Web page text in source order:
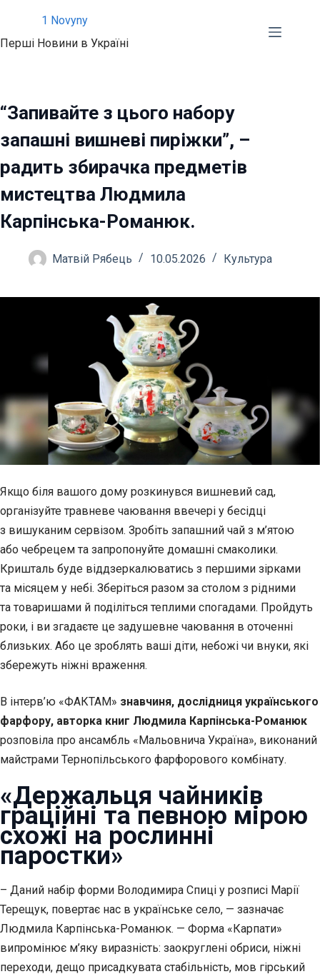
вмісту
1 Novyny
Перші Новини в Україні
“Запивайте з цього набору
запашні вишневі пиріжки”, –
радить збирачка предметів
мистецтва Людмила
Карпінська-Романюк.
Матвій Рябець 10.05.2026 Культура
Якщо біля вашого дому розкинувся вишневий сад,
організуйте травневе чаювання ввечері у бесідці
з вишуканим сервізом. Зробіть запашний чай з м’ятою
або чебрецем та запропонуйте домашні смаколики.
Кришталь буде віддзеркалюватись з першими зірками
та місяцем у небі. Зберіться разом за столом з рідними
та товаришами й поділіться теплими спогадами. Пройдуть
роки, і ви згадаєте це задушевне чаювання в оточенні
близьких. Або це зроблять ваші діти, небожі чи внуки, які
збережуть ніжні враження.
В інтерв’ю «ФАКТАМ» знавчиня, дослідниця українського
фарфору, авторка книг Людмила Карпінська-Романюк
розповіла про ансамбль «Мальовнича Україна», виконаний
майстрами Тернопільського фарфорового комбінату.
«Держальця чайників
граційні та певною мірою
схожі на рослинні
паростки»
– Даний набір форми Володимира Спиці у розписі Марії
Терещук, повертає нас в українське село, — зазначає
Людмила Карпінська-Романюк. — Форма «Карпати»
випромінює м’яку виразність: заокруглені обриси, ніжні
переходи, дещо присадкувата стабільність, мов гірський